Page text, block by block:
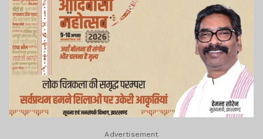
Advertisement